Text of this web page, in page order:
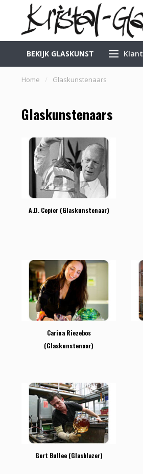
BEKIJK GLASKUNST
in Leerdam Gratis Veilig
Home / Glaskunstenaars
Glaskunstenaars
A.D. Copier (Glaskunstenaar)
Carina Riezebos
(Glaskunstenaar)
Gert Bullee (Glasblazer)